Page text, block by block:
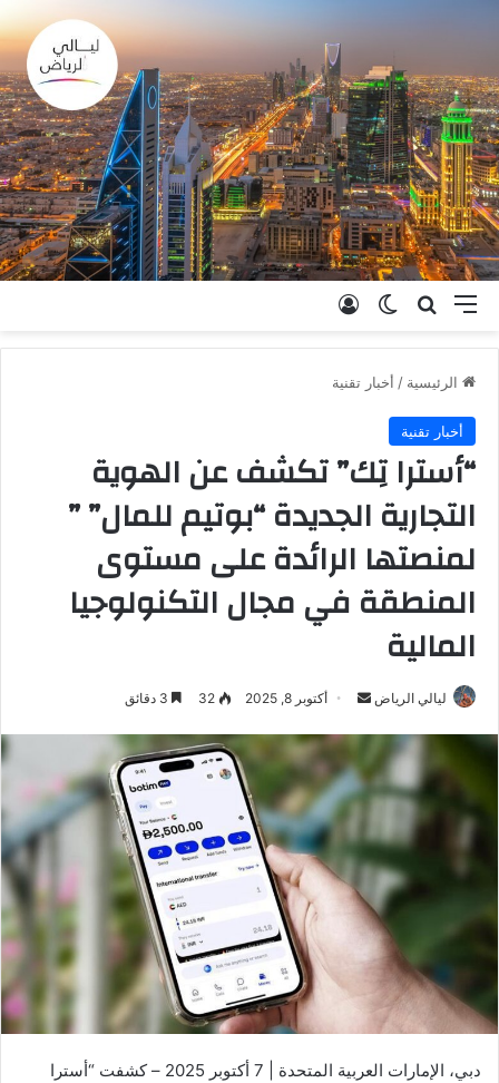
القائمة بحث عنالوضع المظلم
الرئيسية / أخبار تقنية
أخبار تقنية
“أسترا تِك” تكشف عن الهوية
التجارية الجديدة “بوتيم للمال” ”
لمنصتها الرائدة على مستوى
المنطقة في مجال التكنولوجيا
المالية
ليالي الرياض
ل
ب
ي
د
و
أكتوبر 8, 2025 32
دبي، الإمارات العربية المتحدة | 7 أكتوبر 2025 – كشفت “أسترا